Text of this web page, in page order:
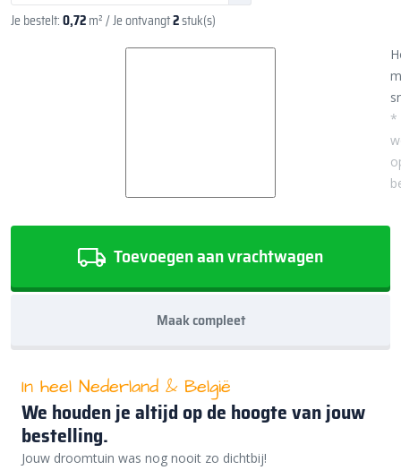
Je bestelt:0,72m²/ Je ontvangt2stuk(s)
*
Toevoegen aan vrachtwagen
Maak compleet
In heel Nederland & België
We houden je altijd op de hoogte van jouw
bestelling.
Jouw droomtuin was nog nooit zo dichtbij!